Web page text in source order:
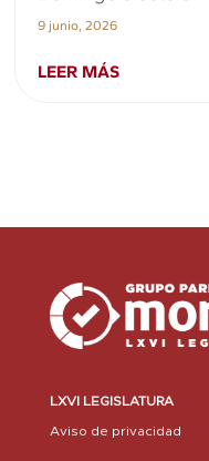
9 junio, 2026
LEER MÁS
LXVI LEGISLATURA
Aviso de privacidad